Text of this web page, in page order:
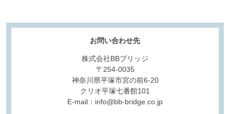
お問い合わせ先
株式会社BBブリッジ
〒254-0035
神奈川県平塚市宮の前6-20
クリオ平塚七番館101
E-mail：info@bb-bridge.co.jp